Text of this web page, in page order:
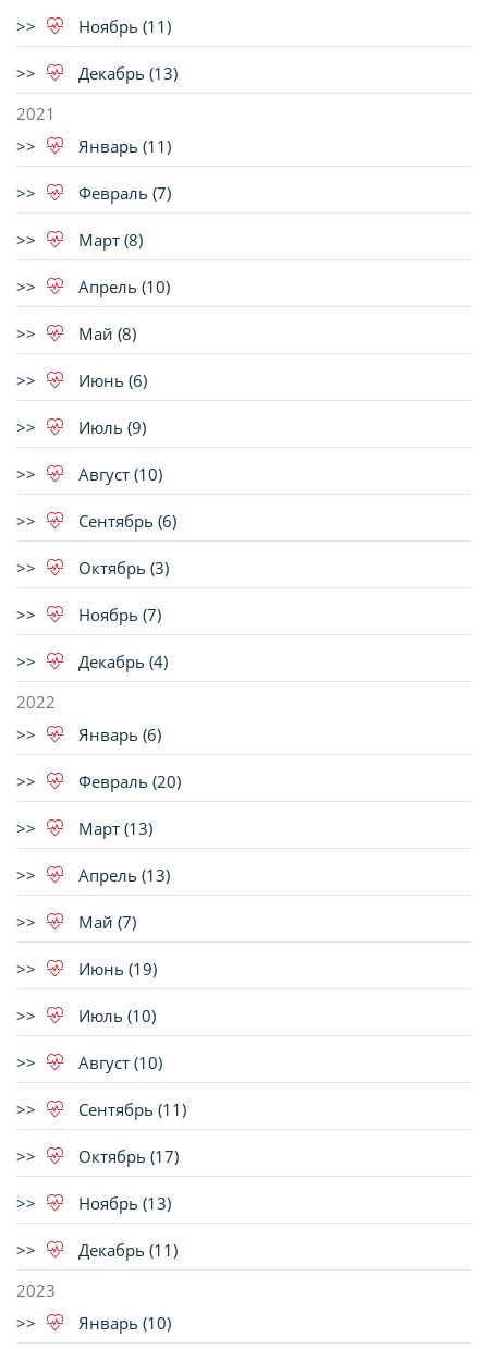
Ноябрь (11)
Декабрь (13)
2021
Январь (11)
Февраль (7)
Март (8)
Апрель (10)
Май (8)
Июнь (6)
Июль (9)
Август (10)
Сентябрь (6)
Октябрь (3)
Ноябрь (7)
Декабрь (4)
2022
Январь (6)
Февраль (20)
Март (13)
Апрель (13)
Май (7)
Июнь (19)
Июль (10)
Август (10)
Сентябрь (11)
Октябрь (17)
Ноябрь (13)
Декабрь (11)
2023
Январь (10)